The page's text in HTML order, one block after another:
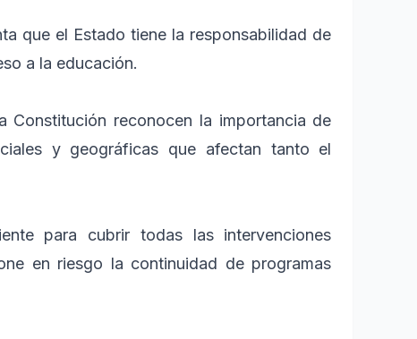
que el Estado tiene la responsabilidad de
a la educación.
Constitución reconocen la importancia de
y geográficas que afectan tanto el
para cubrir todas las intervenciones
en riesgo la continuidad de programas